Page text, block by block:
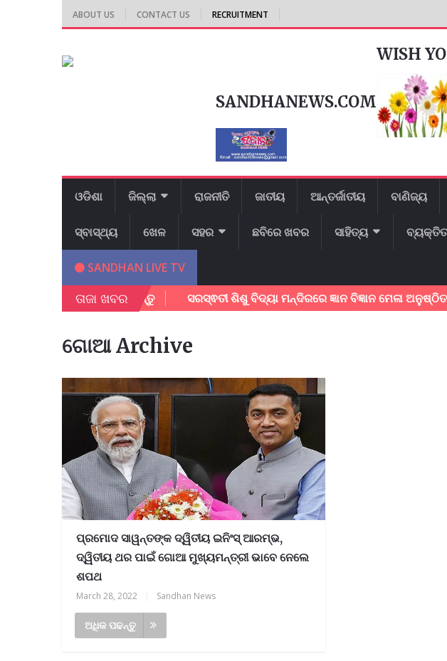
ABOUT US CONTACT US RECRUITMENT
WISH
SANDHANEWS.COM
ଓଡିଶା ଜିଲ୍ଲା ରାଜନୀତି ଜାତୀୟ ଆନ୍ତର୍ଜାତୀୟ ବାଣିଜ୍ୟ
ସ୍ବାସ୍ଥ୍ୟ ଖେଳ ସହର ଛବିରେ ଖବର ସାହିତ୍ୟ
SANDHAN LIVE TV
ତାଜା ଖବର
ଡାଉନ ଲୋଡ କରନ୍ତୁ ସରସ୍ଵତୀ ଶିଶୁ ବିଦ୍ୟା ମନ୍ଦିରରେ ଜ୍ଞାନ ବିଜ୍ଞାନ ମେଳା ଅନୁଷ୍ଠିତ !
ଗୋଆ Archive
ପ୍ରମୋଦ ସାୱନ୍ତଙ୍କ ଦ୍ୱିତୀୟ ଇନିଂସ୍ ଆରମ୍ଭ,
ଦ୍ୱିତୀୟ ଥର ପାଇଁ ଗୋଆ ମୁଖ୍ୟମନ୍ତ୍ରୀ ଭାବେ ନେଲେ
ଶପଥ
March 28, 2022 Sandhan News
ଅଧିକ ପଢନ୍ତୁ